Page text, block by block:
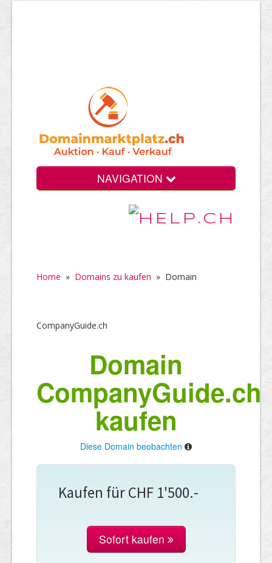
NAVIGATION
Home » Domains zu kaufen » Domain
CompanyGuide.ch
Domain
CompanyGuide.ch
kaufen
Diese Domain beobachten
Kaufen für CHF 1'500.-
Sofort kaufen